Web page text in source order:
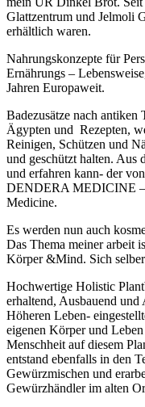
Glattzentrum und Jelmoli
erhältlich waren.
Nahrungskonzepte für
Ernährungs –
Jahren Europaweit.
Badezusätze nach antiken
Ägypten und Rezepten,
Reinigen, Schützen und
und geschützt halten. Aus
und erfahren kann- der
DENDERA MEDICINE –
Medicine.
Es werden nun auch
Das Thema meiner
Körper &Mind. Sich
Hochwertige Holistic
erhaltend, Ausbauend und
Höheren Leben-
eigenen Körper und
Menschheit auf diesem
entstand ebenfalls in den
Gewürzmischen und
Gewürzhändler im alten